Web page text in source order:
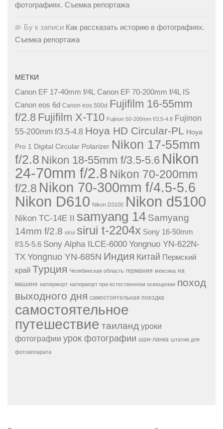
фотографиях. Съемка репортажа
Бу к записи Как рассказать историю в фотографиях.
Съемка репортажа
МЕТКИ
Canon EF 17-40mm f/4L Canon EF 70-200mm f/4L IS
Canon eos 6d Canon eos 500d Fujifilm 16-55mm
f/2.8 Fujifilm X-T10 Fujinon 50-200mm f/3.5-4.8 Fujinon
55-200mm f/3.5-4.8 Hoya HD Circular-PL Hoya
Pro 1 Digital Circular Polarizer Nikon 17-55mm
f/2.8 Nikon 18-55mm f/3.5-5.6 Nikon
24-70mm f/2.8 Nikon 70-200mm
f/2.8 Nikon 70-300mm f/4.5-5.6
Nikon D610 Nikon D3100 Nikon d5100
Nikon TC-14E II samyang 14 Samyang
14mm f/2.8 sirui sirui t-2204x Sony 16-50mm
f/3.5-5.6 Sony Alpha ILCE-6000 Yongnuo YN-622N-
TX Yongnuo YN-685N Индия Китай Пермский
край Турция Челябинская область германия мексика на
машине натюрморт натюрморт при естественном освещении поход
выходного дня самостоятельная поездка
самостоятельное
путешествие таиланд уроки
фотографии урок фотографии шри-ланка штатив для
фотоаппарата